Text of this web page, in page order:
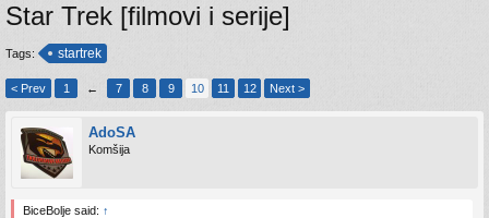
Star Trek [filmovi i serije]
Tags: startrek
< Prev 1 ← 7 8 9 10 11 12 Next >
AdoSA
Komšija
BiceBolje said: ↑